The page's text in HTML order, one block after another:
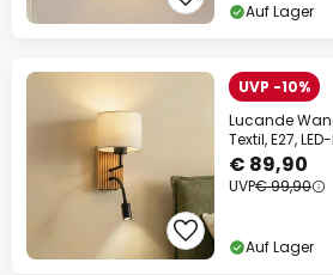
Auf Lager
UVP -10%
Lucande
Textil, E27,
€ 89,90
UVP€ 99,90
Auf Lager